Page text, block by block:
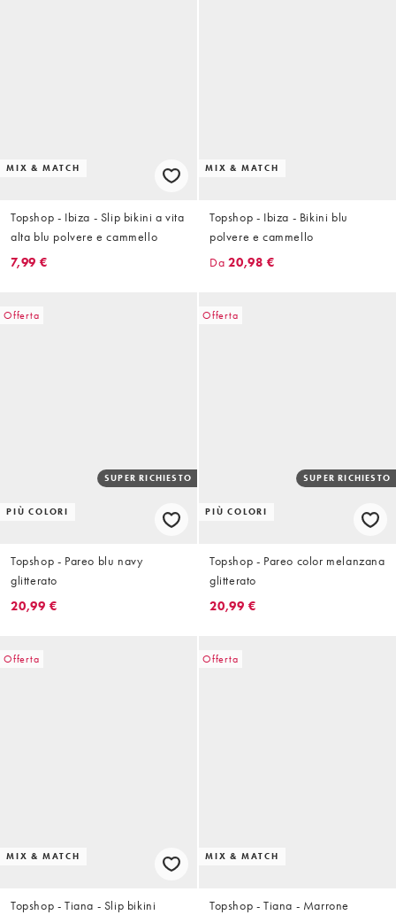
MIX & MATCH
Topshop - Ibiza - Slip bikini a vita
alta blu polvere e cammello
7,99 €
MIX & MATCH
Topshop - Ibiza - Bikini blu
polvere e cammello
Da 20,98 €
Offerta
PIÙ COLORI
SUPER RICHIESTO
Topshop - Pareo blu navy
glitterato
20,99 €
Offerta
PIÙ COLORI
SUPER RICHIESTO
Topshop - Pareo color melanzana
glitterato
20,99 €
Offerta
MIX & MATCH
Topshop - Tiana - Slip bikini
Offerta
MIX & MATCH
Topshop - Tiana - Marrone